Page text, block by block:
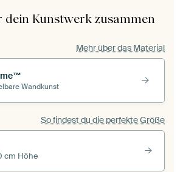
dein Kunstwerk zusammen
Mehr über das Material
Wandkunst
So findest du die perfekte Größe
cm Höhe